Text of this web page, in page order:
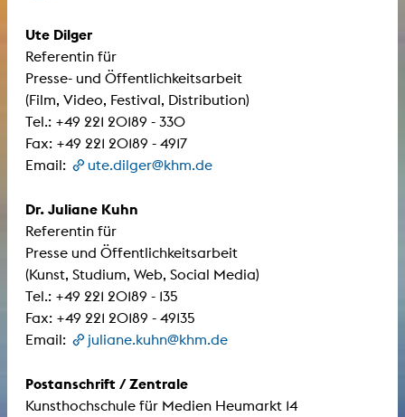
Ute Dilger
Referentin für
​​​​​​​Presse- und Öffentlichkeitsarbeit
(Film, Video, Festival, Distribution)
Tel.: +49 221 20189 - 330
Fax: +49 221 20189 - 4917
Email:
ute.dilger@khm.de
Dr. Juliane Kuhn
Referentin für
Presse und Öffentlichkeitsarbeit
(Kunst, Studium, Web, Social Media)
Tel.: +49 221 20189 - 135
Fax: +49 221 20189 - 49135
Email:
juliane.kuhn@khm.de
Postanschrift / Zentrale
Kunsthochschule für Medien Heumarkt 14